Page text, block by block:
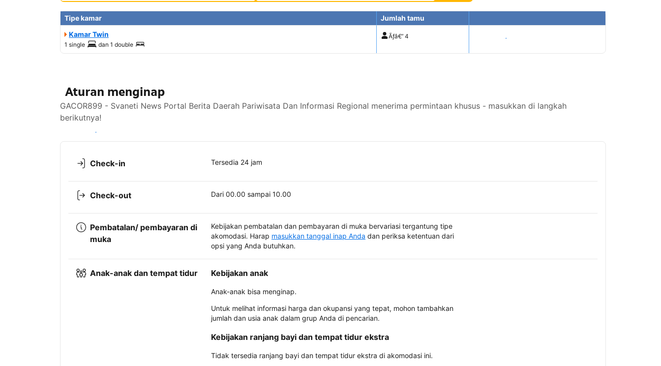
Tipe kamar
Jumlah tamu
Kamar Twin
1 single dan 1 double
Ãƒâ€” 4 Tampilkan harga
Aturan menginap
GACOR899 - Svaneti News Portal Berita Daerah Pariwisata Dan Informasi Regional menerima permintaan khusus - masukkan di langkah
berikutnya!
Lihat ketersediaan
Check-in Tersedia 24 jam
Check-out Dari 00.00 sampai 10.00
Pembatalan/ pembayaran di
muka
Kebijakan pembatalan dan pembayaran di muka bervariasi tergantung tipe
akomodasi. Harap masukkan tanggal inap Anda dan periksa ketentuan dari
opsi yang Anda butuhkan.
Anak-anak dan tempat tidur Kebijakan anak
Anak-anak bisa menginap.
Untuk melihat informasi harga dan okupansi yang tepat, mohon tambahkan
jumlah dan usia anak dalam grup Anda di pencarian.
Kebijakan ranjang bayi dan tempat tidur ekstra
Tidak tersedia ranjang bayi dan tempat tidur ekstra di akomodasi ini.